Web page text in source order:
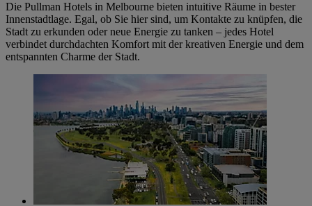
Die Pullman Hotels in Melbourne bieten intuitive Räume in bester
Innenstadtlage. Egal, ob Sie hier sind, um Kontakte zu knüpfen, die
Stadt zu erkunden oder neue Energie zu tanken – jedes Hotel
verbindet durchdachten Komfort mit der kreativen Energie und dem
entspannten Charme der Stadt.